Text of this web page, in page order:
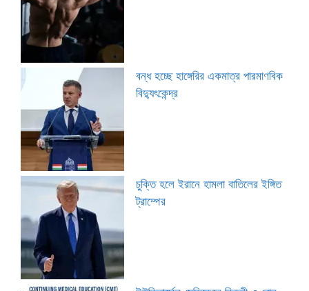
বন্ধ হচ্ছে হাঙ্গেরির একমাত্র পারমাণবিক
বিদ্যুৎকেন্দ্র
চুক্তি হলে ইরানে হামলা বাতিলের ইঙ্গিত
ট্রাম্পের